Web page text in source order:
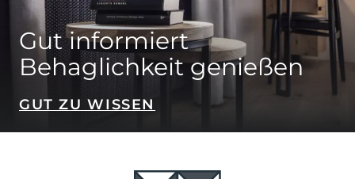
Gut informiert
Behaglichkeit genießen
GUT ZU WISSEN